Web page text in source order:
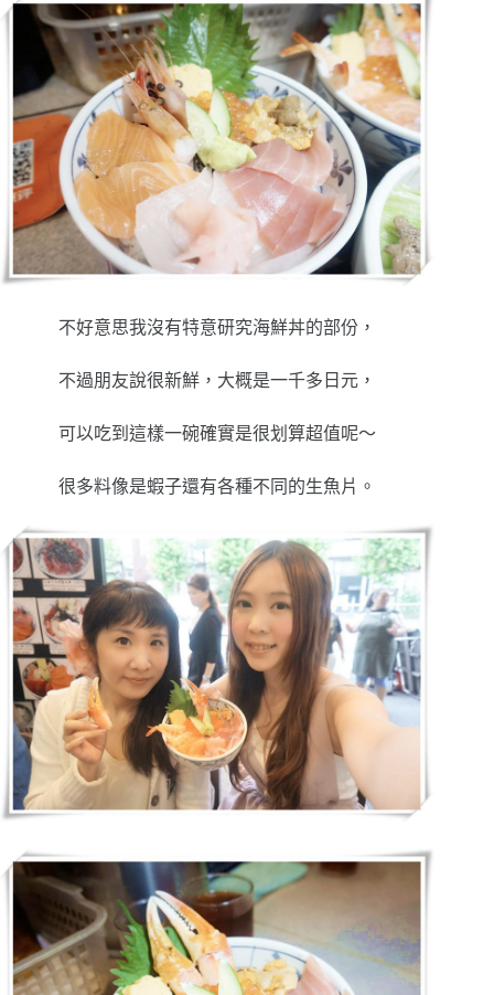
不好意思我沒有特意研究海鮮丼的部份，
不過朋友說很新鮮，大概是一千多日元，
可以吃到這樣一碗確實是很划算超值呢～
很多料像是蝦子還有各種不同的生魚片。